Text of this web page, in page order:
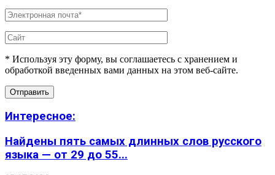
* Используя эту форму, вы соглашаетесь с хранением и
обработкой введенных вами данных на этом веб-сайте.
Интересное:
Найдены пять самых длинных слов русского
языка — от 29 до 55...